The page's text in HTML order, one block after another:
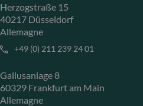
Herzogstraße 15
40217 Düsseldorf
Allemagne
+49 (0) 211 239 24 01
Gallusanlage 8
60329 Frankfurt am Main
Allemagne